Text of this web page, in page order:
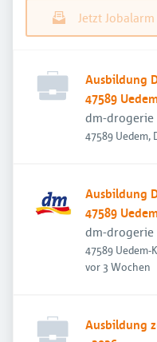
Jetzt
Ausbildung
47589
dm-drogerie
47589 Uedem,
Ausbildung
47589
dm-drogerie
47589 Uedem-
Veröffentlicht
vor 3 Wochen
Ausbildung